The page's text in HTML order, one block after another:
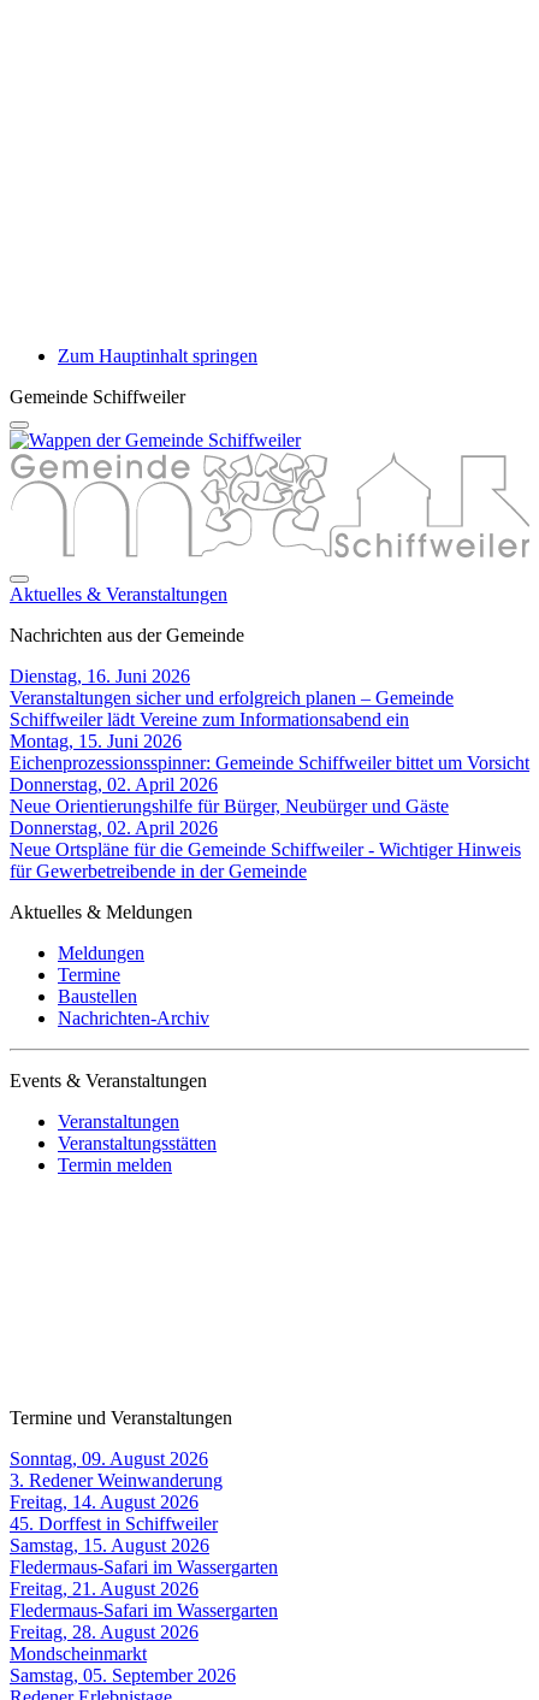
Zum Hauptinhalt springen
Gemeinde Schiffweiler
Aktuelles & Veranstaltungen
Nachrichten aus der Gemeinde
Dienstag, 16. Juni 2026
Veranstaltungen sicher und erfolgreich planen – Gemeinde
Schiffweiler lädt Vereine zum Informationsabend ein
Montag, 15. Juni 2026
Eichenprozessionsspinner: Gemeinde Schiffweiler bittet um Vorsicht
Donnerstag, 02. April 2026
Neue Orientierungshilfe für Bürger, Neubürger und Gäste
Donnerstag, 02. April 2026
Neue Ortspläne für die Gemeinde Schiffweiler - Wichtiger Hinweis
für Gewerbetreibende in der Gemeinde
Aktuelles & Meldungen
Meldungen
Termine
Baustellen
Nachrichten-Archiv
Events & Veranstaltungen
Veranstaltungen
Veranstaltungsstätten
Termin melden
Termine und Veranstaltungen
Sonntag, 09. August 2026
3. Redener Weinwanderung
Freitag, 14. August 2026
45. Dorffest in Schiffweiler
Samstag, 15. August 2026
Fledermaus-Safari im Wassergarten
Freitag, 21. August 2026
Fledermaus-Safari im Wassergarten
Freitag, 28. August 2026
Mondscheinmarkt
Samstag, 05. September 2026